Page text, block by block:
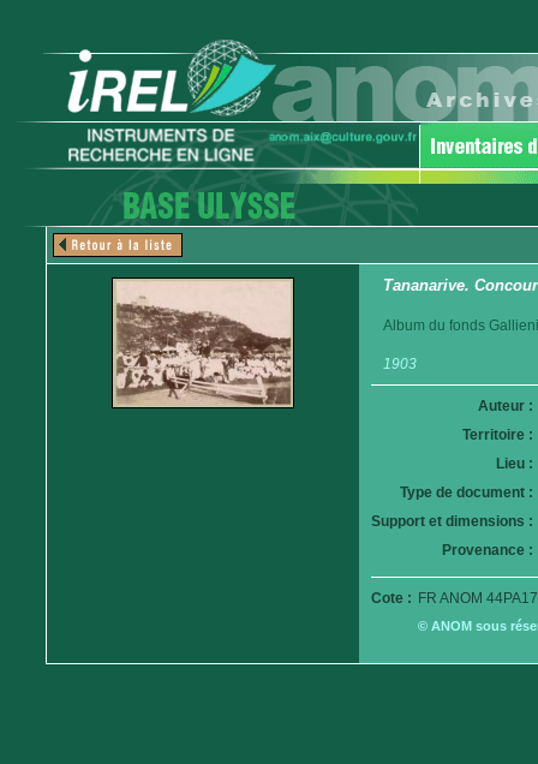
Tananarive.
Album du fonds
1903
Auteur :
Territoire :
Lieu :
Type de document :
Support et dimensions :
Provenance :
Cote : FR ANOM
© ANOM sous